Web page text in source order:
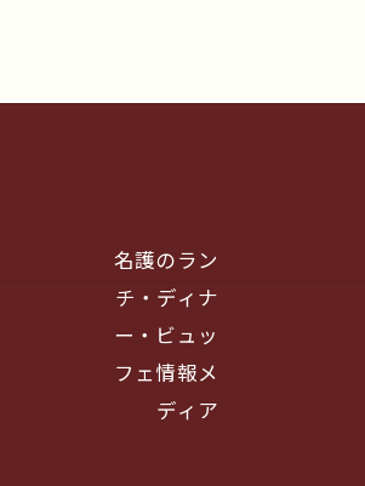
名護のラン
チ・ディナ
ー・ビュッ
フェ情報メ
ディア